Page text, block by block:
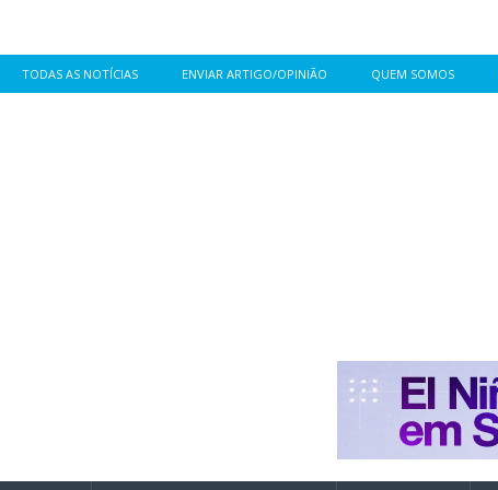
TODAS AS NOTÍCIAS ENVIAR ARTIGO/OPINIÃO QUEM SOMOS